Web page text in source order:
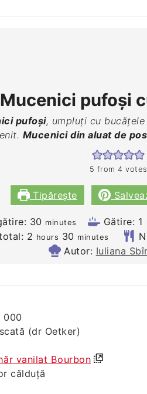
Mucenici pufoși
pufoși, umpluți cu
Mucenici din aluat de
5 from 4 votes
Tipărește
30minutes
minutes Gătire: 1
2 hours
hours 30minutes
minutes
Autor: Iuliana
000
(dr Oetker)
vanilat Bourbon
călduță